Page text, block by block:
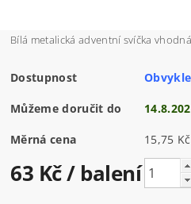
Bílá metalická adventní svíčka
Dostupnost
Můžeme doručit do
Měrná cena 15,75
63 Kč/ balení